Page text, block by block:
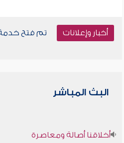
أخبار وإعلانات
تم فتح خدمة
البث المباشر
أخلاقنا أصالة ومعاصرة